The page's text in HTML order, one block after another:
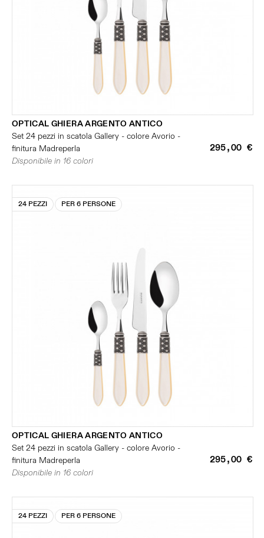
OPTICAL GHIERA ARGENTO ANTICO
Set 24 pezzi in scatola Gallery - colore Avorio -
finitura Madreperla
295,00 €
Disponibile in 16 colori
24 PEZZI PER 6 PERSONE
OPTICAL GHIERA ARGENTO ANTICO
Set 24 pezzi in scatola Gallery - colore Avorio -
finitura Madreperla
295,00 €
Disponibile in 16 colori
24 PEZZI PER 6 PERSONE